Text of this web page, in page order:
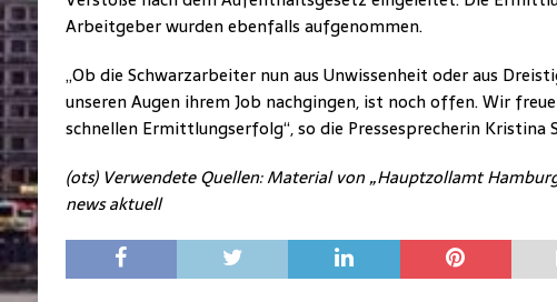
Arbeitgeber wurden ebenfalls aufgenommen.
„Ob die Schwarzarbeiter nun aus Unwissenheit oder aus
unseren Augen ihrem Job nachgingen, ist noch offen. Wir
schnellen Ermittlungserfolg“, so die Pressesprecherin Kristina
(ots) Verwendete Quellen: Material von „Hauptzollamt
news aktuell